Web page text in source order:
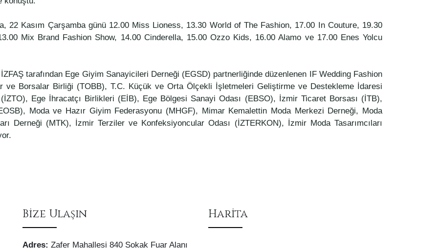
22 Kasım Çarşamba günü 12.00 Miss Lioness, 13.30 World of The Fashion, 17.00 In Couture, 19.30
Mix Brand Fashion Show, 14.00 Cinderella, 15.00 Ozzo Kids, 16.00 Alamo ve 17.00 Enes Yolcu
tarafından Ege Giyim Sanayicileri Derneği (EGSD) partnerliğinde düzenlenen IF Wedding Fashion
ve Borsalar Birliği (TOBB), T.C. Küçük ve Orta Ölçekli İşletmeleri Geliştirme ve Destekleme İdaresi
Ege İhracatçı Birlikleri (EİB), Ege Bölgesi Sanayi Odası (EBSO), İzmir Ticaret Borsası (İTB),
Moda ve Hazır Giyim Federasyonu (MHGF), Mimar Kemalettin Moda Merkezi Derneği, Moda
Derneği (MTK), İzmir Terziler ve Konfeksiyoncular Odası (İZTERKON), İzmir Moda Tasarımcıları
Bize Ulaşın
Adres: Zafer Mahallesi 840 Sokak Fuar Alanı
Harita